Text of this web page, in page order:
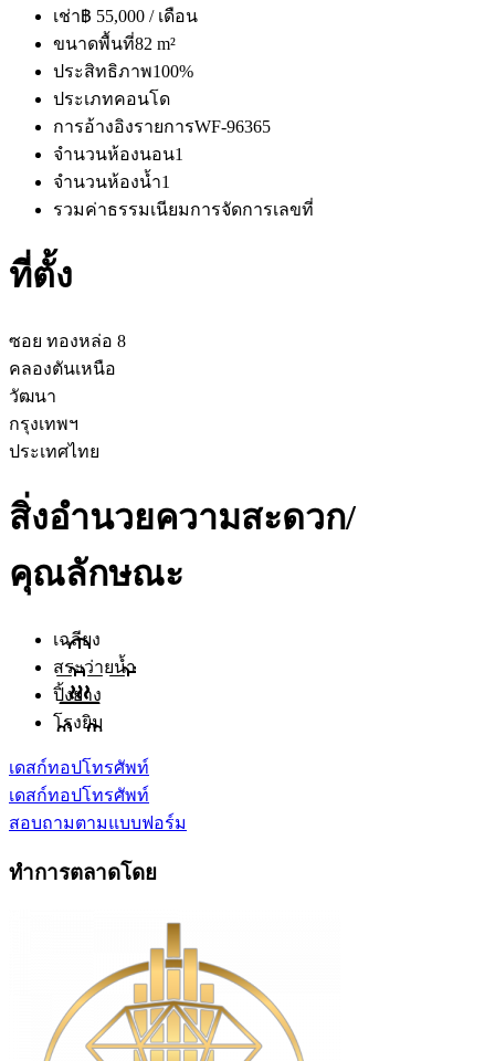
เช่า฿ 55,000 / เดือน
ขนาดพื้นที่82 m²
ประสิทธิภาพ100%
ประเภทคอนโด
การอ้างอิงรายการWF-96365
จำนวนห้องนอน1
จำนวนห้องน้ำ1
รวมค่าธรรมเนียมการจัดการเลขที่
ที่ตั้ง
ซอย ทองหล่อ 8
คลองตันเหนือ
วัฒนา
กรุงเทพฯ
ประเทศไทย
สิ่งอำนวยความสะดวก/
คุณลักษณะ
เฉลียง
สระว่ายน้ำ
ปิ้งย่าง
โรงยิม
เดสก์ทอปโทรศัพท์
เดสก์ทอปโทรศัพท์
สอบถามตามแบบฟอร์ม
ทำการตลาดโดย